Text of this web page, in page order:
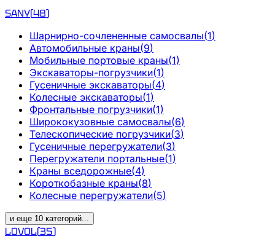
SANY(48)
Шарнирно-сочлененные самосвалы(1)
Автомобильные краны(9)
Мобильные портовые краны(1)
Экскаваторы-погрузчики(1)
Гусеничные экскаваторы(4)
Колесные экскаваторы(1)
Фронтальные погрузчики(1)
Ширококузовные самосвалы(6)
Телескопические погрузчики(3)
Гусеничные перегружатели(3)
Перегружатели портальные(1)
Краны вседорожные(4)
Короткобазные краны(8)
Колесные перегружатели(5)
и еще 10 категорий...
LOVOL(35)